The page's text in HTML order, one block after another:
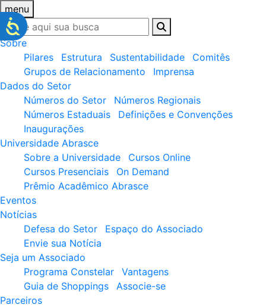
menu
Sobre
Pilares
Estrutura Sustentabilidade
Comitês
Grupos de Relacionamento
Imprensa
Dados do Setor
Números do Setor
Números Regionais
Números Estaduais
Definições e Convenções
Inaugurações
Universidade Abrasce
Sobre a Universidade
Cursos Online
Cursos Presenciais
On Demand
Prêmio Acadêmico Abrasce
Eventos
Notícias
Defesa do Setor
Espaço do Associado
Envie sua Notícia
Seja um Associado
Programa Constelar
Vantagens
Guia de Shoppings
Associe-se
Parceiros